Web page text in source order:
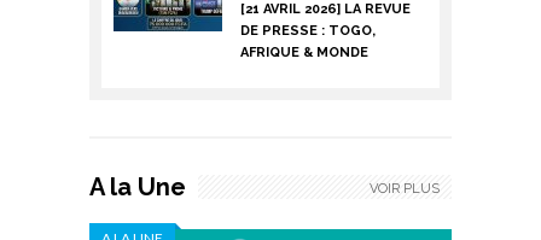
[21 AVRIL 2026] LA REVUE
DE PRESSE : TOGO,
AFRIQUE & MONDE
A la Une VOIR PLUS